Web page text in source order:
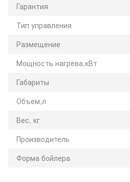
Гарантия
Тип управления
Размещение
Мощность нагрева,кВт
Габариты
Объем,л
Вес, кг
Производитель
Форма бойлера